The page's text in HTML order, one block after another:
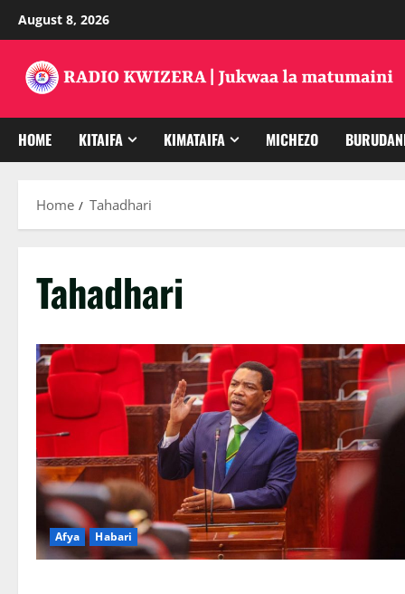
August 8, 2026
HOME KITAIFA KIMATAIFA MICHEZO
Home Tahadhari
Tahadhari
Afya Habari